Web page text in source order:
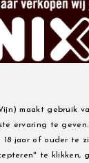
maakt gebruik
ervaring te
18 jaar of ouder te
te klikken,